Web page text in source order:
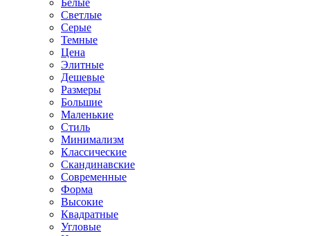
Белые
Светлые
Серые
Темные
Цена
Элитные
Дешевые
Размеры
Большие
Маленькие
Стиль
Минимализм
Классические
Скандинавские
Современные
Форма
Высокие
Квадратные
Угловые